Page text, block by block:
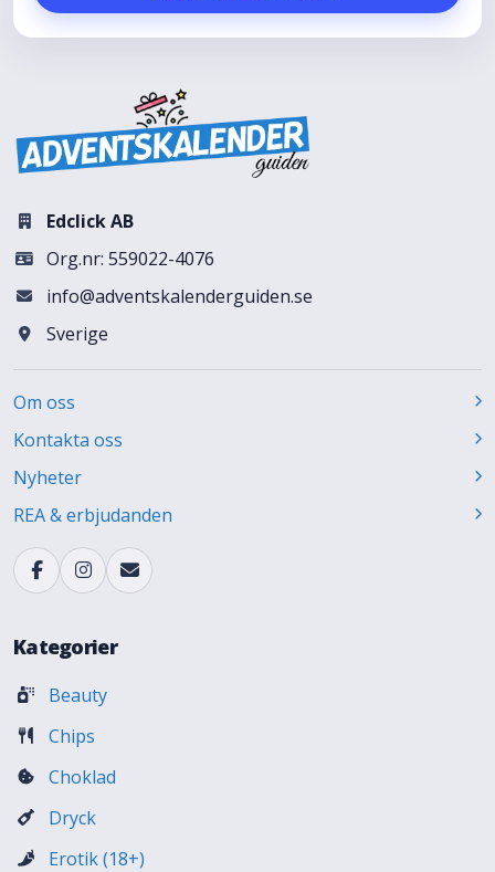
Edclick AB
Org.nr: 559022-4076
info@adventskalenderguiden.se
Sverige
Om oss
Kontakta oss
Nyheter
REA & erbjudanden
Kategorier
Beauty
Chips
Choklad
Dryck
Erotik (18+)